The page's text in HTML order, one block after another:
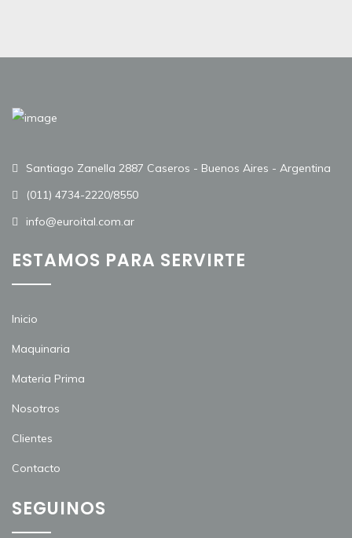
Santiago Zanella 2887 Caseros - Buenos Aires - Argentina
(011) 4734-2220/8550
info@euroital.com.ar
ESTAMOS PARA SERVIRTE
Inicio
Maquinaria
Materia Prima
Nosotros
Clientes
Contacto
SEGUINOS